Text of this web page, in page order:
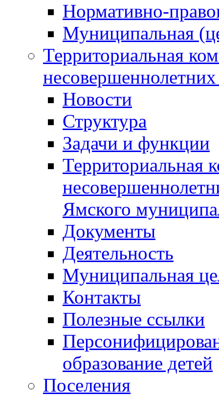
Нормативно-
Муниципальная
Территориальная
Новости
Структура
Задачи и функции
Территориальная
Ямского
Документы
Деятельность
Муниципальная
Контакты
Полезные ссылки
образование детей
Поселения